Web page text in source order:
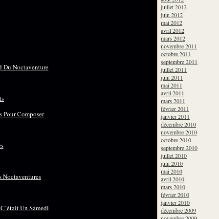
Du Noctaventure
Pour Composer
Un Samedi
juillet 2012
juin 2012
mai 2012
avril 2012
mars 2012
novembre 2011
octobre 2011
septembre 2011
juillet 2011
juin 2011
mai 2011
avril 2011
mars 2011
février 2011
janvier 2011
décembre 2010
novembre 2010
octobre 2010
septembre 2010
juillet 2010
juin 2010
mai 2010
avril 2010
mars 2010
février 2010
janvier 2010
décembre 2009